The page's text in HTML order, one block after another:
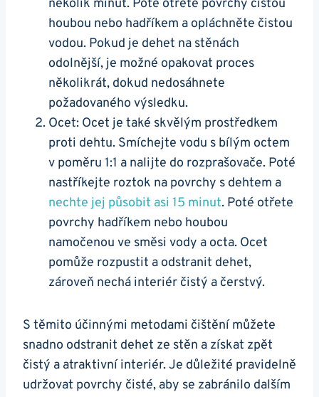
několik ‌minut.‌ Poté ⁣otřete povrchy čistou
houbou nebo hadříkem a⁢ opláchněte čistou
vodou. Pokud je dehet na‍ stěnách‍
odolnější, je možné opakovat proces
několikrát, dokud⁣ nedosáhnete
požadovaného výsledku.
Ocet: Ocet je⁣ také ⁣skvělým prostředkem
proti dehtu. Smíchejte ‌vodu ‌s⁤ bílým octem
v ‌poměru 1:1 a⁤ nalijte do rozprašovače. Poté
nastříkejte ‍roztok na⁢ povrchy s dehtem a
nechte jej působit asi 15 ‍minut. Poté otřete
povrchy hadříkem nebo‌ houbou
namočenou ve směsi vody​ a octa. Ocet
pomůže​ rozpustit a odstranit⁤ dehet,
zároveň nechá interiér čistý a‍ čerstvý.
S ‍těmito účinnými metodami čištění můžete
snadno odstranit dehet ze stěn a získat zpět‌
čistý a⁤ atraktivní interiér.⁢ Je důležité pravidelně
udržovat povrchy čisté, aby se zabránilo dalším